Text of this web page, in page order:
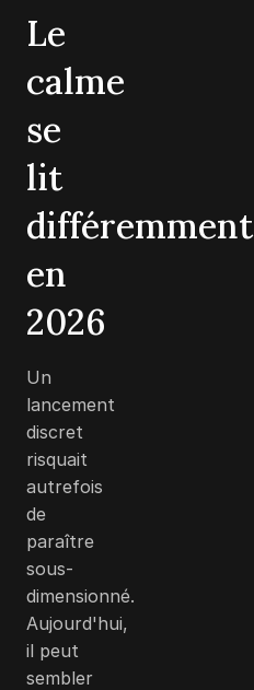
Le
calme
se
lit
différemment
en
2026
Un
lancement
discret
risquait
autrefois
de
paraître
sous-
dimensionné.
Aujourd'hui,
il peut
sembler